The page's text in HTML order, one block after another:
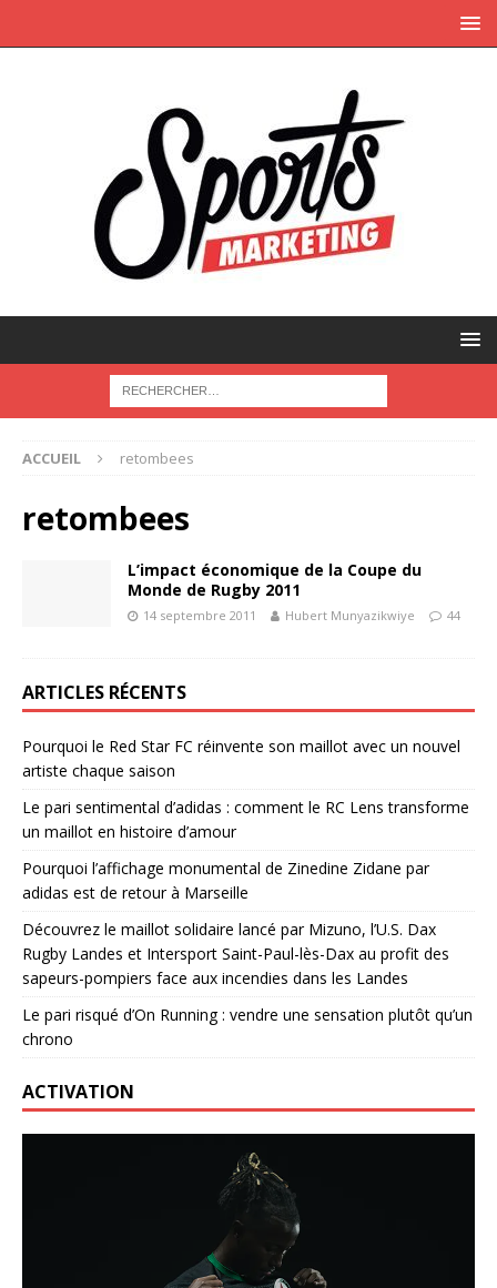
ACCUEIL retombees
retombees
L’impact économique de la Coupe du
Monde de Rugby 2011
14 septembre 2011 Hubert Munyazikwiye 44
ARTICLES RÉCENTS
Pourquoi le Red Star FC réinvente son maillot avec un nouvel
artiste chaque saison
Le pari sentimental d’adidas : comment le RC Lens transforme
un maillot en histoire d’amour
Pourquoi l’affichage monumental de Zinedine Zidane par
adidas est de retour à Marseille
Découvrez le maillot solidaire lancé par Mizuno, l’U.S. Dax
Rugby Landes et Intersport Saint-Paul-lès-Dax au profit des
sapeurs-pompiers face aux incendies dans les Landes
Le pari risqué d’On Running : vendre une sensation plutôt qu’un
chrono
ACTIVATION